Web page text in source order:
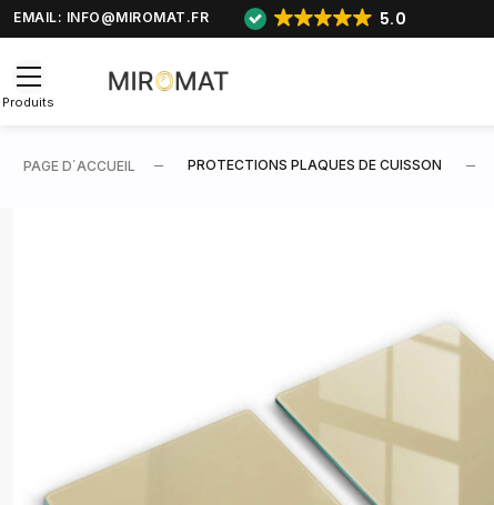
EMAIL: INFO@MIROMAT.FR 5.0
Produits
PAGE D΄ACCUEIL PROTECTIONS PLAQUES DE CUISSON